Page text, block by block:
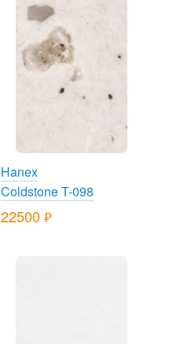
Hanex
Coldstone T-098
22500 руб.